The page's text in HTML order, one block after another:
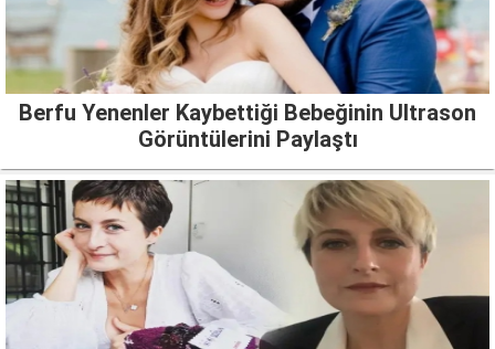
Berfu Yenenler Kaybettiği Bebeğinin Ultrason
Görüntülerini Paylaştı